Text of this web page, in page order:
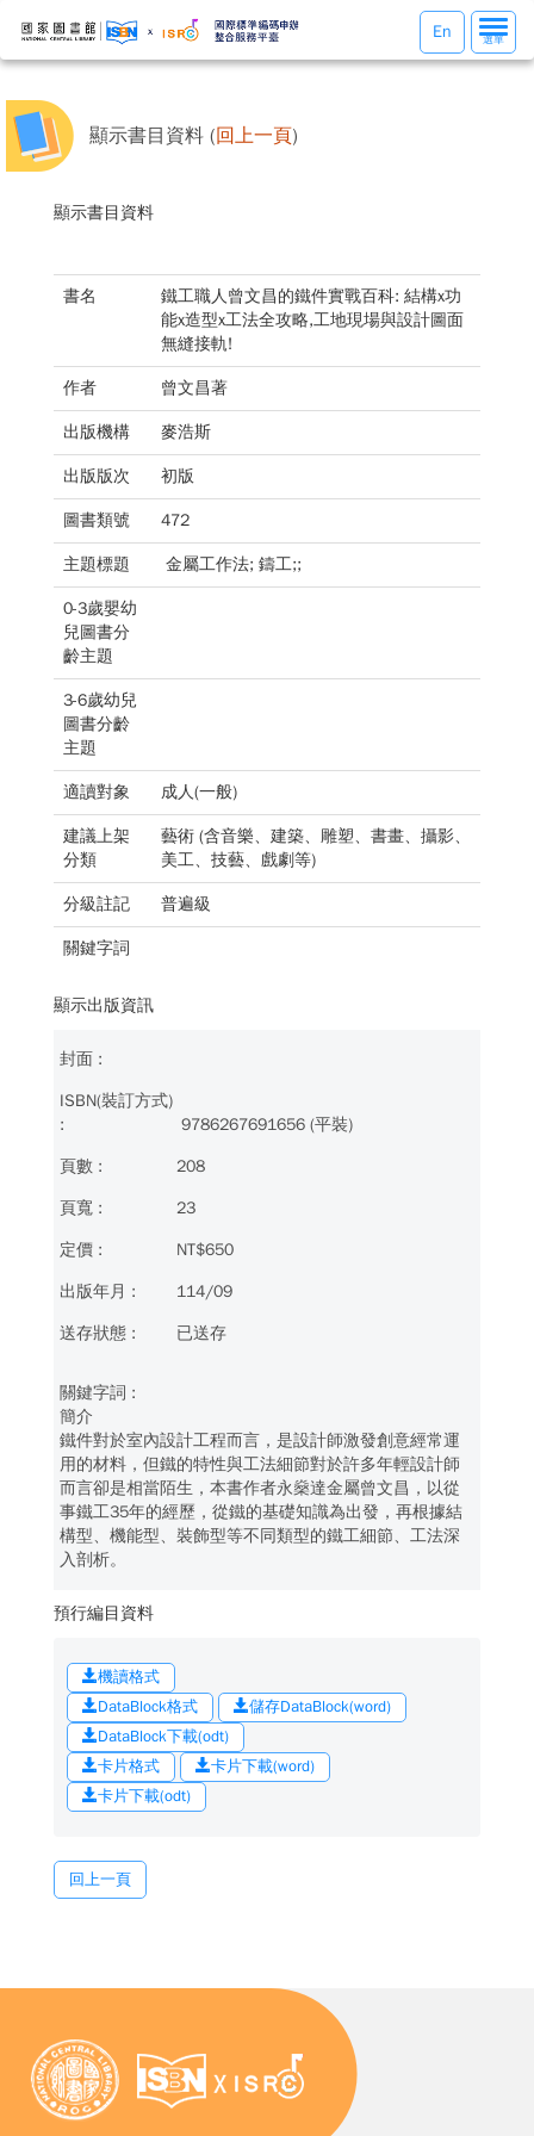
選
單
選單
En
顯示書目資料 (回上一頁)
顯示書目資料
書名
鐵工職人曾文昌的鐵件實戰百科: 結構x功
能x造型x工法全攻略,工地現場與設計圖面
無縫接軌!
作者 曾文昌著
出版機構 麥浩斯
出版版次 初版
圖書類號 472
主題標題 金屬工作法; 鑄工;;
0-3歲嬰幼
兒圖書分
齡主題
3-6歲幼兒
圖書分齡
主題
適讀對象 成人(一般)
建議上架
分類
藝術 (含音樂、建築、雕塑、書畫、攝影、
美工、技藝、戲劇等)
分級註記 普遍級
關鍵字詞
顯示出版資訊
9786267691656 (平裝)
208
23
NT$650
114/09
已送存
簡介
鐵件對於室內設計工程而言，是設計師激發創意經常運
用的材料，但鐵的特性與工法細節對於許多年輕設計師
而言卻是相當陌生，本書作者永燊達金屬曾文昌，以從
事鐵工35年的經歷，從鐵的基礎知識為出發，再根據結
構型、機能型、裝飾型等不同類型的鐵工細節、工法深
入剖析。
預行編目資料
機讀格式
DataBlock格式
儲存DataBlock(word)
DataBlock下載(odt)
卡片格式
卡片下載(word)
卡片下載(odt)
回上一頁